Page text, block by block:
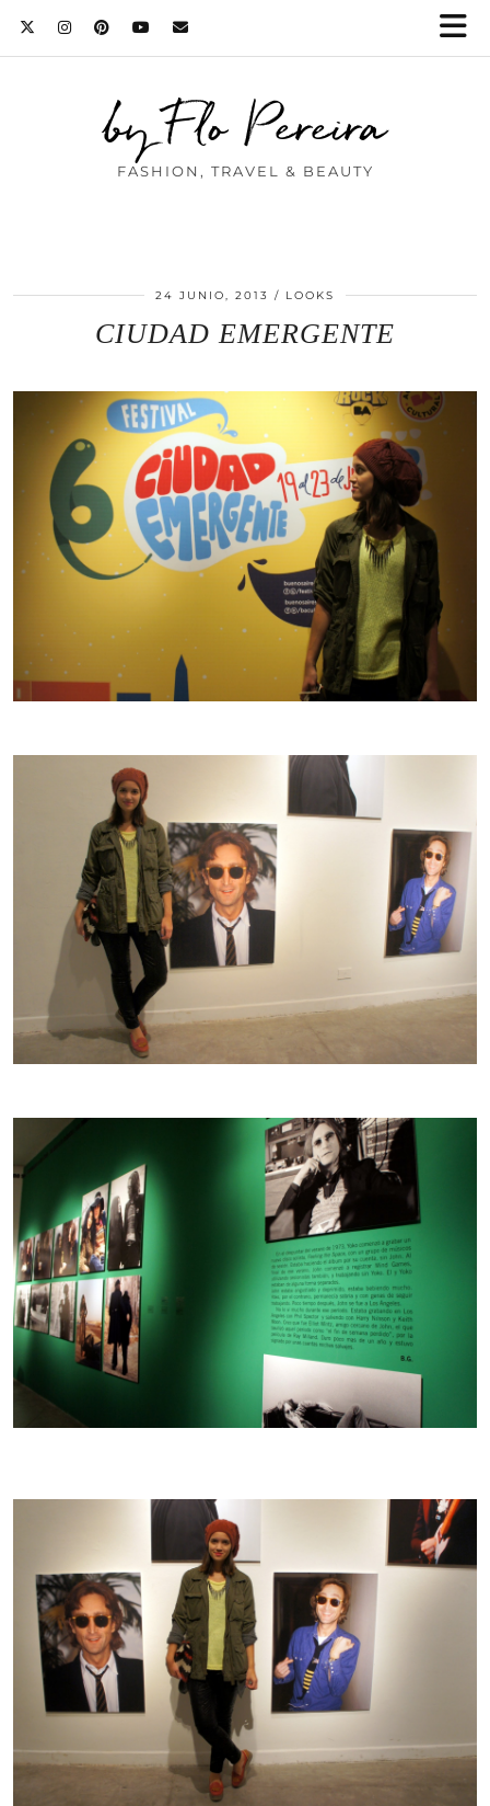
by Flo Pereira
FASHION, TRAVEL & BEAUTY
24 JUNIO, 2013 LOOKS
CIUDAD EMERGENTE